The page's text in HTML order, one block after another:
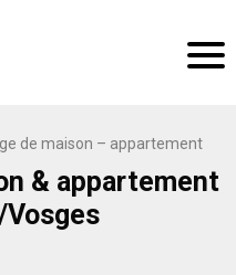
de maison – appartement
& appartement